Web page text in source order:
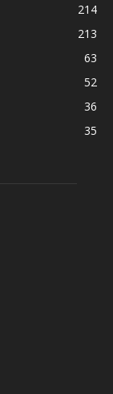
214
213
63
52
36
35